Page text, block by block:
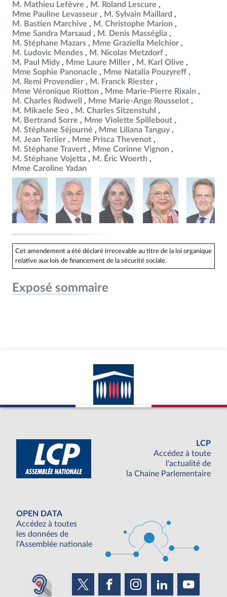
M. Mathieu Lefèvre
M. Roland Lescure
Mme Pauline Levasseur
M. Sylvain Maillard
M. Bastien Marchive
M. Christophe Marion
Mme Sandra Marsaud
M. Denis Masséglia
M. Stéphane Mazars
Mme Graziella Melchior
M. Ludovic Mendes
M. Nicolas Metzdorf
M. Paul Midy
Mme Laure Miller
M. Karl Olive
Mme Sophie Panonacle
Mme Natalia Pouzyreff
M. Remi Provendier
M. Franck Riester
Mme Véronique Riotton
Mme Marie-Pierre Rixain
M. Charles Rodwell
Mme Marie-Ange Rousselot
M. Mikaele Seo
M. Charles Sitzenstuhl
M. Bertrand Sorre
Mme Violette Spillebout
M. Stéphane Séjourné
Mme Liliana Tanguy
M. Jean Terlier
Mme Prisca Thevenot
M. Stéphane Travert
Mme Corinne Vignon
M. Stéphane Vojetta
M. Éric Woerth
Mme Caroline Yadan
Cet amendement a été déclaré irrecevable au titre de la loi organique
relative aux lois de financement de la sécurité sociale.
Exposé sommaire
LCP
Accédez à toute
l'actualité de
la Chaine Parlementaire
OPEN DATA
Accédez à toutes
les données de
l'Assemblée nationale